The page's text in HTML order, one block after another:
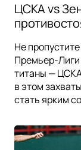
ЦСКА vs
Не
Премьер-
титаны —
в этом
стать ярким